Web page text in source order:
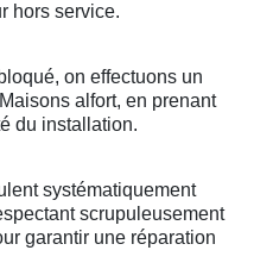
hors service.
on effectuons un
Maisons alfort, en prenant
du installation.
systématiquement
scrupuleusement
garantir une réparation